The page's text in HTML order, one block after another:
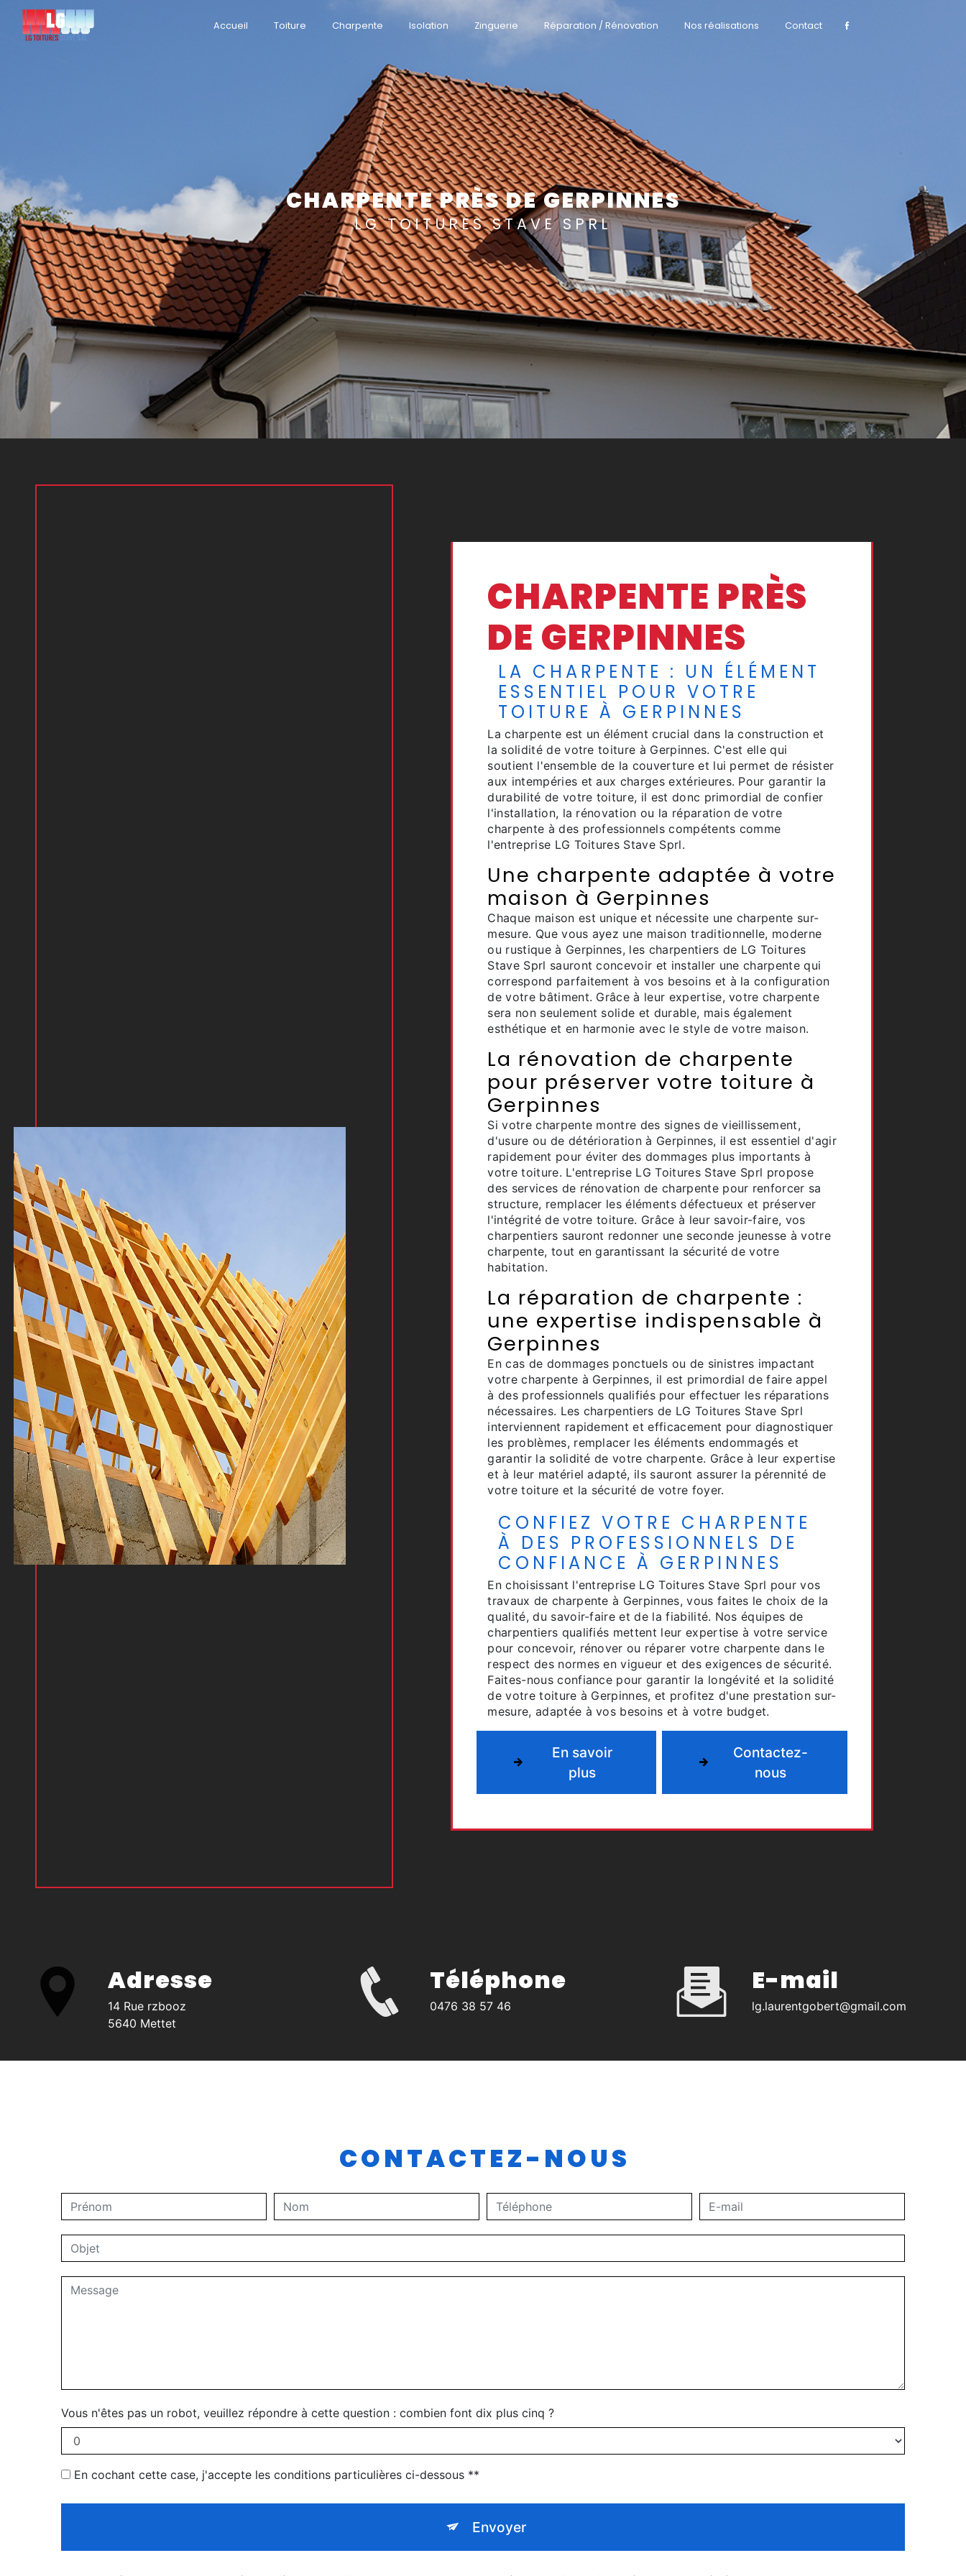
Accueil Toiture Charpente Isolation Zinguerie Réparation / Rénovation Nos réalisations Contact
CHARPENTE PRÈS DE GERPINNES
LG TOITURES STAVE SPRL
CHARPENTE PRÈS
DE GERPINNES
LA CHARPENTE : UN ÉLÉMENT
ESSENTIEL POUR VOTRE
TOITURE À GERPINNES
La charpente est un élément crucial dans la construction et
la solidité de votre toiture à Gerpinnes. C'est elle qui
soutient l'ensemble de la couverture et lui permet de résister
aux intempéries et aux charges extérieures. Pour garantir la
durabilité de votre toiture, il est donc primordial de confier
l'installation, la rénovation ou la réparation de votre
charpente à des professionnels compétents comme
l'entreprise LG Toitures Stave Sprl.
Une charpente adaptée à votre
maison à Gerpinnes
Chaque maison est unique et nécessite une charpente sur-
mesure. Que vous ayez une maison traditionnelle, moderne
ou rustique à Gerpinnes, les charpentiers de LG Toitures
Stave Sprl sauront concevoir et installer une charpente qui
correspond parfaitement à vos besoins et à la configuration
de votre bâtiment. Grâce à leur expertise, votre charpente
sera non seulement solide et durable, mais également
esthétique et en harmonie avec le style de votre maison.
La rénovation de charpente
pour préserver votre toiture à
Gerpinnes
Si votre charpente montre des signes de vieillissement,
d'usure ou de détérioration à Gerpinnes, il est essentiel d'agir
rapidement pour éviter des dommages plus importants à
votre toiture. L'entreprise LG Toitures Stave Sprl propose
des services de rénovation de charpente pour renforcer sa
structure, remplacer les éléments défectueux et préserver
l'intégrité de votre toiture. Grâce à leur savoir-faire, vos
charpentiers sauront redonner une seconde jeunesse à votre
charpente, tout en garantissant la sécurité de votre
habitation.
La réparation de charpente :
une expertise indispensable à
Gerpinnes
En cas de dommages ponctuels ou de sinistres impactant
votre charpente à Gerpinnes, il est primordial de faire appel
à des professionnels qualifiés pour effectuer les réparations
nécessaires. Les charpentiers de LG Toitures Stave Sprl
interviennent rapidement et efficacement pour diagnostiquer
les problèmes, remplacer les éléments endommagés et
garantir la solidité de votre charpente. Grâce à leur expertise
et à leur matériel adapté, ils sauront assurer la pérennité de
votre toiture et la sécurité de votre foyer.
CONFIEZ VOTRE CHARPENTE
À DES PROFESSIONNELS DE
CONFIANCE À GERPINNES
En choisissant l'entreprise LG Toitures Stave Sprl pour vos
travaux de charpente à Gerpinnes, vous faites le choix de la
qualité, du savoir-faire et de la fiabilité. Nos équipes de
charpentiers qualifiés mettent leur expertise à votre service
pour concevoir, rénover ou réparer votre charpente dans le
respect des normes en vigueur et des exigences de sécurité.
Faites-nous confiance pour garantir la longévité et la solidité
de votre toiture à Gerpinnes, et profitez d'une prestation sur-
mesure, adaptée à vos besoins et à votre budget.
En savoir
plus
Contactez-
nous
Adresse
14 Rue rzbooz
5640 Mettet
Téléphone
0476 38 57 46
E-mail
lg.laurentgobert@gmail.com
CONTACTEZ-NOUS
Vous n'êtes pas un robot, veuillez répondre à cette question : combien font dix plus cinq ?
En cochant cette case, j'accepte les conditions particulières ci-dessous **
Envoyer
Panneau de gestion des cookies